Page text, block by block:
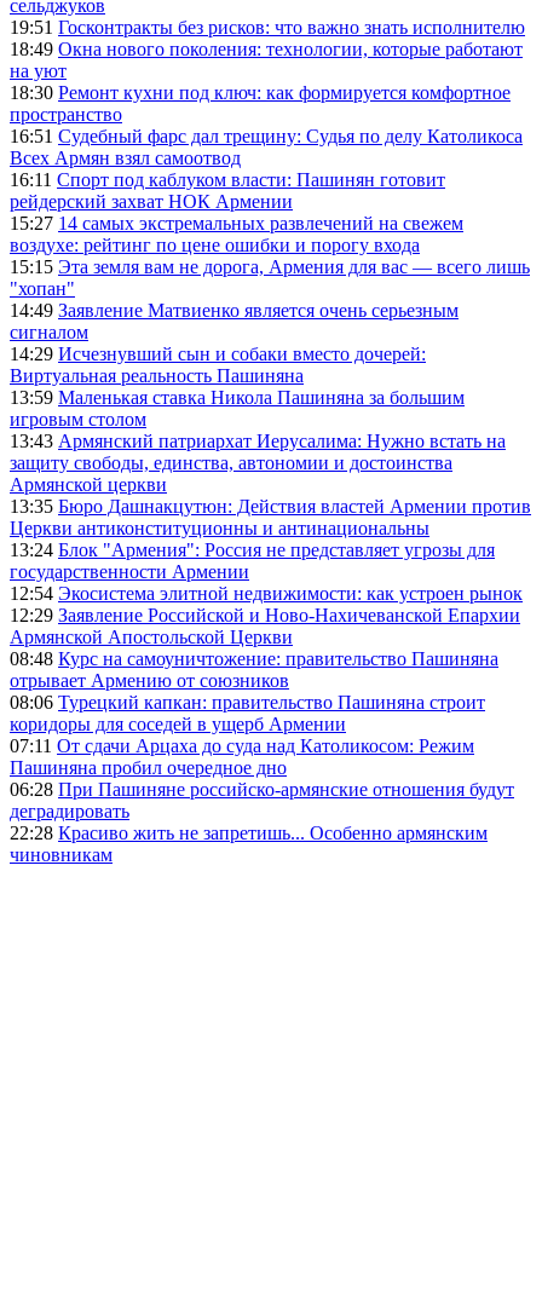
сельджуков
19:51 Госконтракты без рисков: что важно знать исполнителю
18:49 Окна нового поколения: технологии, которые работают
на уют
18:30 Ремонт кухни под ключ: как формируется комфортное
пространство
16:51 Судебный фарс дал трещину: Судья по делу Католикоса
Всех Армян взял самоотвод
16:11 Спорт под каблуком власти: Пашинян готовит
рейдерский захват НОК Армении
15:27 14 самых экстремальных развлечений на свежем
воздухе: рейтинг по цене ошибки и порогу входа
15:15 Эта земля вам не дорога, Армения для вас — всего лишь
"хопан"
14:49 Заявление Матвиенко является очень серьезным
сигналом
14:29 Исчезнувший сын и собаки вместо дочерей:
Виртуальная реальность Пашиняна
13:59 Маленькая ставка Никола Пашиняна за большим
игровым столом
13:43 Армянский патриархат Иерусалима: Нужно встать на
защиту свободы, единства, автономии и достоинства
Армянской церкви
13:35 Бюро Дашнакцутюн: Действия властей Армении против
Церкви антиконституционны и антинациональны
13:24 Блок "Армения": Россия не представляет угрозы для
государственности Армении
12:54 Экосистема элитной недвижимости: как устроен рынок
12:29 Заявление Российской и Ново-Нахичеванской Епархии
Армянской Апостольской Церкви
08:48 Курс на самоуничтожение: правительство Пашиняна
отрывает Армению от союзников
08:06 Турецкий капкан: правительство Пашиняна строит
коридоры для соседей в ущерб Армении
07:11 От сдачи Арцаха до суда над Католикосом: Режим
Пашиняна пробил очередное дно
06:28 При Пашиняне российско-армянские отношения будут
деградировать
22:28 Красиво жить не запретишь... Особенно армянским
чиновникам